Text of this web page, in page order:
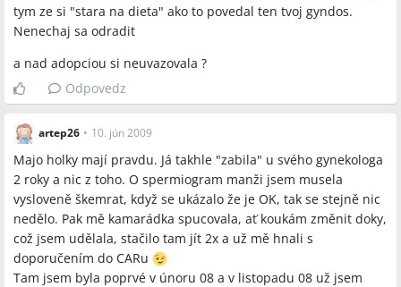
tym ze si "stara na dieta" ako to povedal ten tvoj gyndos.
Nenechaj sa odradit
a nad adopciou si neuvazovala ?
Odpovedz
artep26 • 10. jún 2009
Majo holky mají pravdu. Já takhle "zabila" u svého gynekologa
2 roky a nic z toho. O spermiogram manži jsem musela
vysloveně škemrat, když se ukázalo že je OK, tak se stejně nic
nedělo. Pak mě kamarádka spucovala, ať koukám změnit doky,
což jsem udělala, stačilo tam jít 2x a už mě hnali s
doporučením do CARu
Tam jsem byla poprvé v únoru 08 a v listopadu 08 už jsem